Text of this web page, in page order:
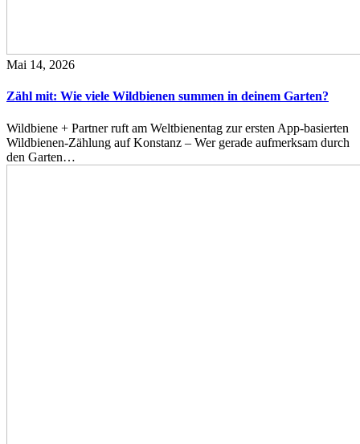
Mai 14, 2026
Zähl mit: Wie viele Wildbienen summen in deinem Garten?
Wildbiene + Partner ruft am Weltbienentag zur ersten App-basierten
Wildbienen-Zählung auf Konstanz – Wer gerade aufmerksam durch
den Garten…